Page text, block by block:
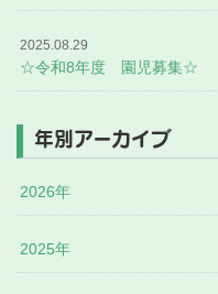
2025.08.29
☆令和8年度 園児募集☆
年別アーカイブ
2026年
2025年